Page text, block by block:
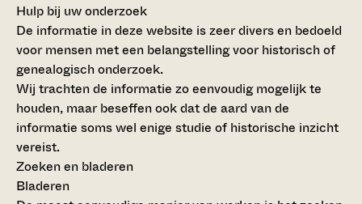
Hulp bij uw onderzoek
De informatie in deze website is zeer divers en bedoeld
voor mensen met een belangstelling voor historisch of
genealogisch onderzoek.
Wij trachten de informatie zo eenvoudig mogelijk te
houden, maar beseffen ook dat de aard van de
informatie soms wel enige studie of historische inzicht
vereist.
Zoeken en bladeren
Bladeren